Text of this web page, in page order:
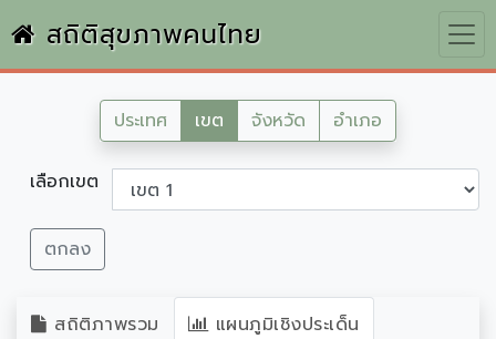
สถิติสุขภาพคนไทย
ประเทศ เขต จังหวัด อำเภอ
เลือกเขต
ตกลง
สถิติภาพรวม แผนภูมิเชิงประเด็น